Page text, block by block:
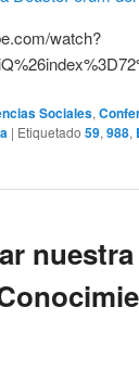
watch?
Sociales,
| Etiquetado 59, 988,